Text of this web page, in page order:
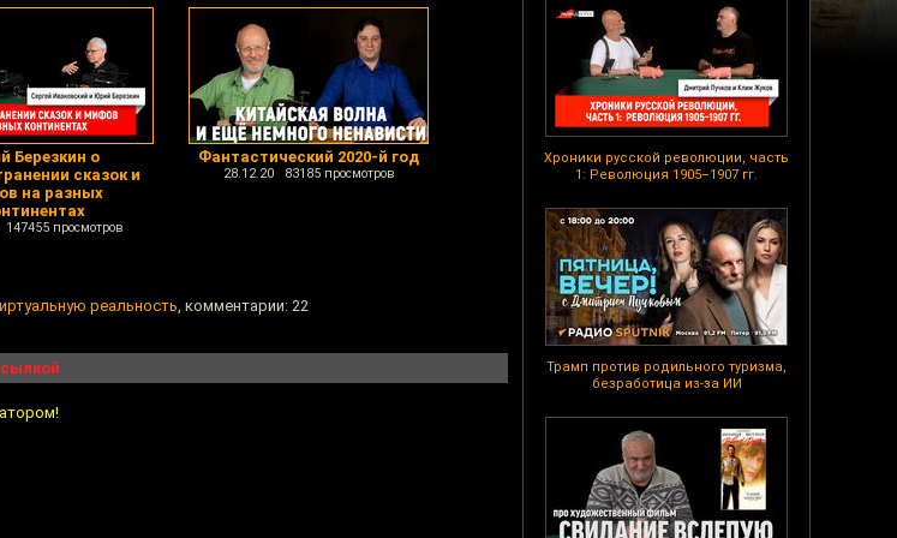
Хроники русской революции, часть
1: Революция 1905–1907 гг.
Трамп против родильного туризма,
безработица из-за ИИ
Березкин о
сказок и
на разных
просмотров
Фантастический 2020-й год
28.12.20 83185 просмотров
реальность, комментарии: 22